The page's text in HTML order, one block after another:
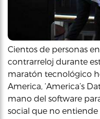
Cientos de personas
contrarreloj durante
maratón tecnológico
America, ‘America’s
mano del software
social que no entiende